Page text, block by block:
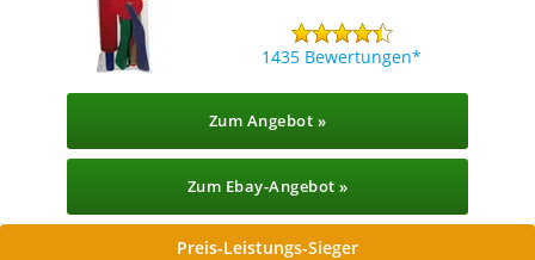
1435 Bewertungen
Zum Angebot »
Zum Ebay-Angebot »
Preis-Leistungs-Sieger